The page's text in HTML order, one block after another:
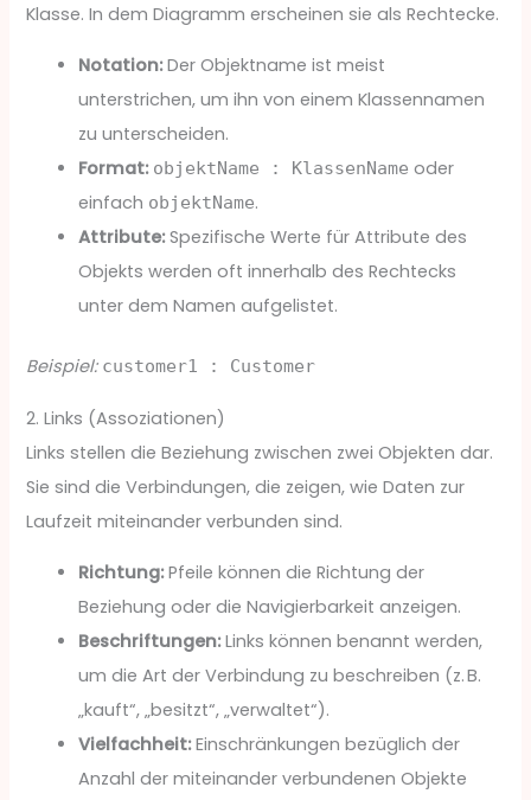
Klasse. In dem Diagramm erscheinen sie als Rechtecke.
Notation:Der Objektname ist meist
unterstrichen, um ihn von einem Klassennamen
zu unterscheiden.
Format: objektName : KlassenName oder
einfach objektName.
Attribute:Spezifische Werte für Attribute des
Objekts werden oft innerhalb des Rechtecks
unter dem Namen aufgelistet.
Beispiel: customer1 : Customer
2. Links (Assoziationen)
Links stellen die Beziehung zwischen zwei Objekten dar.
Sie sind die Verbindungen, die zeigen, wie Daten zur
Laufzeit miteinander verbunden sind.
Richtung:Pfeile können die Richtung der
Beziehung oder die Navigierbarkeit anzeigen.
Beschriftungen:Links können benannt werden,
um die Art der Verbindung zu beschreiben (z. B.
„kauft“, „besitzt“, „verwaltet“).
Vielfachheit:Einschränkungen bezüglich der
Anzahl der miteinander verbundenen Objekte